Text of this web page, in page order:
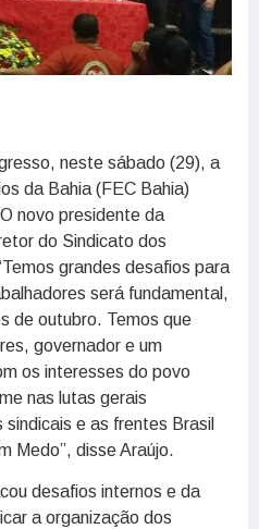
neste sábado (29), a
da Bahia (FEC Bahia)
novo presidente da
do Sindicato dos
grandes desafios para
será fundamental,
de outubro. Temos que
governador e um
os interesses do povo
nas lutas gerais
e as frentes Brasil
Medo”, disse Araújo.
desafios internos e da
a organização dos